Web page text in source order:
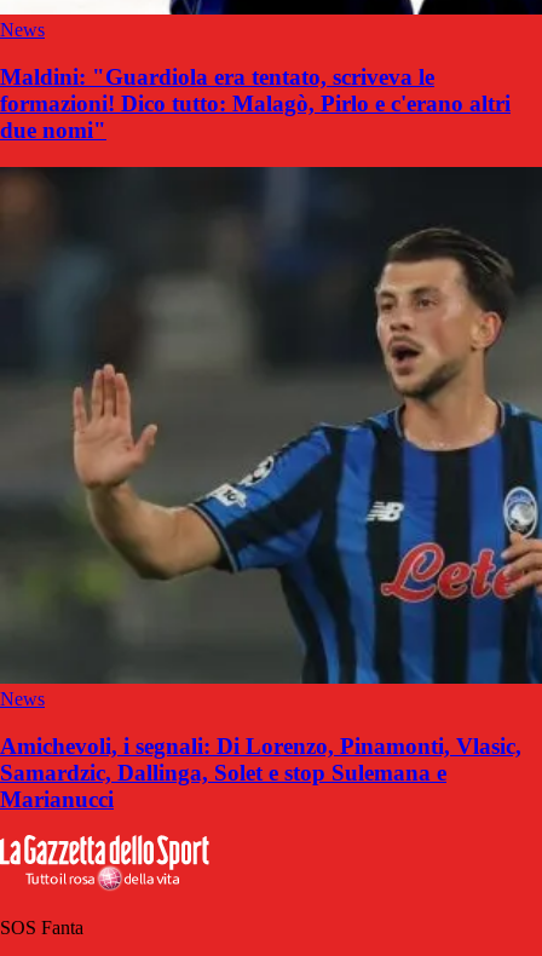
News
Maldini: "Guardiola era tentato, scriveva le
formazioni! Dico tutto: Malagò, Pirlo e c'erano altri
due nomi"
News
Amichevoli, i segnali: Di Lorenzo, Pinamonti, Vlasic,
Samardzic, Dallinga, Solet e stop Sulemana e
Marianucci
SOS Fanta